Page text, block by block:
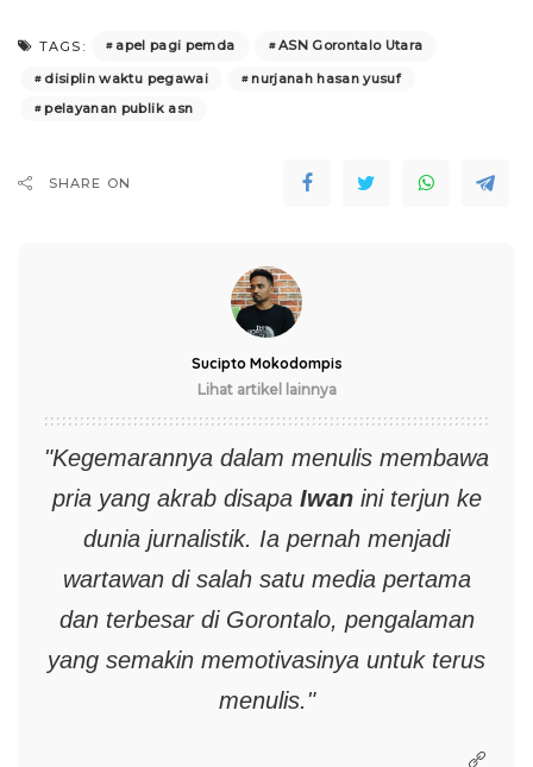
TAGS: apel pagi pemda
ASN Gorontalo Utara
disiplin waktu pegawai
nurjanah hasan yusuf
pelayanan publik asn
SHARE ON
Sucipto Mokodompis
Lihat artikel lainnya
"Kegemarannya dalam menulis membawa
pria yang akrab disapa Iwanini terjun ke
dunia jurnalistik. Ia pernah menjadi
wartawan di salah satu media pertama
dan terbesar di Gorontalo, pengalaman
yang semakin memotivasinya untuk terus
menulis."